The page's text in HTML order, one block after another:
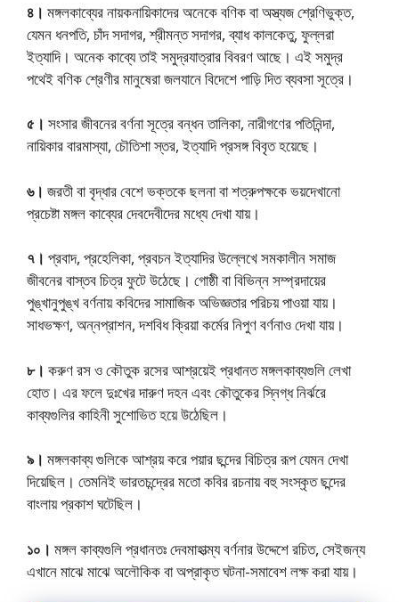
৪। মঙ্গলকাব্যের নায়কনায়িকাদের অনেকে বণিক বা অস্ত্যজ শ্রেণিভুক্ত,
যেমন ধনপতি, চাঁদ সদাগর, শ্রীমন্ত সদাগর, ব্যাধ কালকেতু, ফুল্লরা
ইত্যাদি। অনেক কাব্যে তাই সমুদ্রযাত্রার বিবরণ আছে। এই সমুদ্র
পথেই বণিক শ্রেণীর মানুষেরা জলযানে বিদেশে পাড়ি দিত ব্যবসা সূত্রে।
৫। সংসার জীবনের বর্ণনা সূত্রে বন্ধন তালিকা, নারীগণের পতিনিন্দা,
নায়িকার বারমাস্যা, চৌতিশা স্তর, ইত্যাদি প্রসঙ্গ বিবৃত হয়েছে।
৬। জরতী বা বৃদ্ধার বেশে ভক্তকে ছলনা বা শত্রুপক্ষকে ভয়দেখানো
প্রচেষ্টা মঙ্গল কাব্যের দেবদেবীদের মধ্যে দেখা যায়।
৭। প্রবাদ, প্রহেলিকা, প্রবচন ইত্যাদির উল্লেখে সমকালীন সমাজ
জীবনের বাস্তব চিত্র ফুটে উঠেছে। গোষ্ঠী বা বিভিন্ন সম্প্রদায়ের
পুঙ্খানুপুঙ্খ বর্ণনায় কবিদের সামাজিক অভিজ্ঞতার পরিচয় পাওয়া যায়।
সাধভক্ষণ, অন্নপ্রাশন, দশবিধ ক্রিয়া কর্মের নিপুণ বর্ণনাও দেখা যায়।
৮। করুণ রস ও কৌতুক রসের আশ্রয়েই প্রধানত মঙ্গলকাব্যগুলি লেখা
হোত। এর ফলে দুঃখের দারুণ দহন এবং কৌতুকের স্নিগ্ধ নির্ঝরে
কাব্যগুলির কাহিনী সুশোভিত হয়ে উঠেছিল।
৯। মঙ্গলকাব্য গুলিকে আশ্রয় করে পয়ার ছন্দের বিচিত্র রূপ যেমন দেখা
দিয়েছিল। তেমনিই ভারতচন্দ্রের মতো কবির রচনায় বহু সংস্কৃত ছন্দের
বাংলায় প্রকাশ ঘটেছিল।
১০। মঙ্গল কাব্যগুলি প্রধানতঃ দেবমাহাত্ম্য বর্ণনার উদ্দেশে রচিত, সেইজন্য
এখানে মাঝে মাঝে অলৌকিক বা অপ্রাকৃত ঘটনা-সমাবেশ লক্ষ করা যায়।